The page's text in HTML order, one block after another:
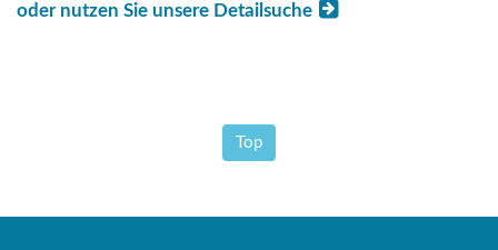
oder nutzen Sie unsere Detailsuche
Top